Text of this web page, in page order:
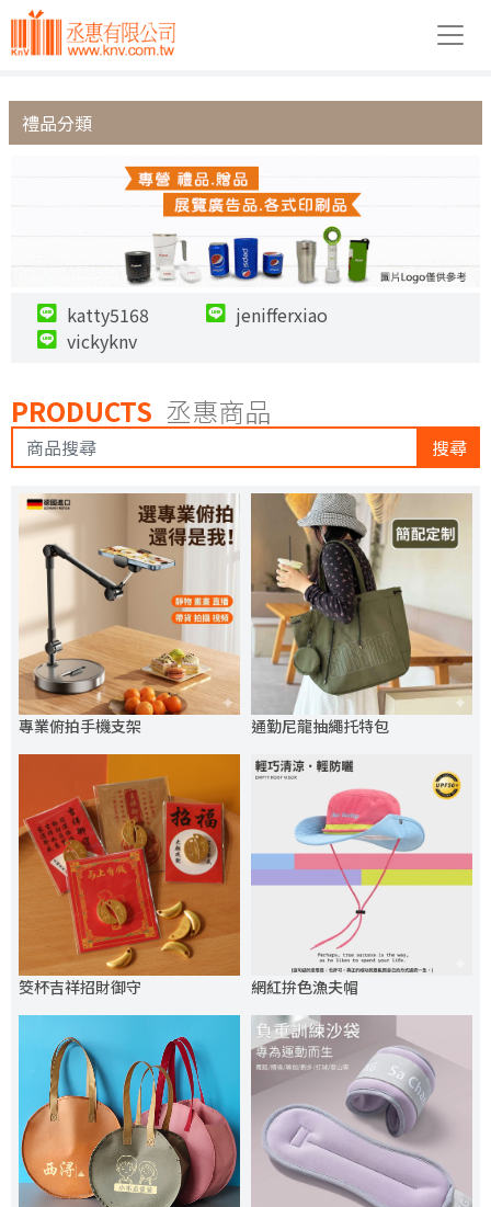
禮品分類
katty5168
jenifferxiao
vickyknv
PRODUCTS 丞惠商品
搜尋
專業俯拍手機支架 通勤尼龍抽繩托特包
筊杯吉祥招財御守 網紅拚色漁夫帽